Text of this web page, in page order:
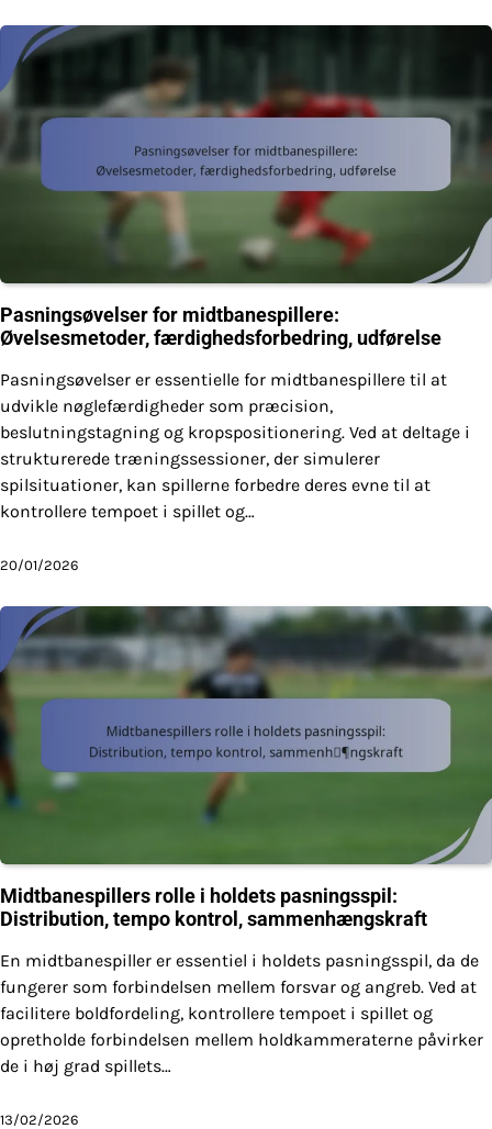
Pasningsøvelser for midtbanespillere:
Øvelsesmetoder, færdighedsforbedring, udførelse
Pasningsøvelser er essentielle for midtbanespillere til at
udvikle nøglefærdigheder som præcision,
beslutningstagning og kropspositionering. Ved at deltage i
strukturerede træningssessioner, der simulerer
spilsituationer, kan spillerne forbedre deres evne til at
kontrollere tempoet i spillet og…
20/01/2026
Midtbanespillers rolle i holdets pasningsspil:
Distribution, tempo kontrol, sammenhængskraft
En midtbanespiller er essentiel i holdets pasningsspil, da de
fungerer som forbindelsen mellem forsvar og angreb. Ved at
facilitere boldfordeling, kontrollere tempoet i spillet og
opretholde forbindelsen mellem holdkammeraterne påvirker
de i høj grad spillets…
13/02/2026